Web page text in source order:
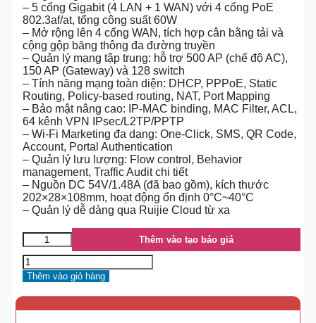
– 5 cổng Gigabit (4 LAN + 1 WAN) với 4 cổng PoE
802.3af/at, tổng công suất 60W
– Mở rộng lên 4 cổng WAN, tích hợp cân bằng tải và
cộng gộp băng thông đa đường truyền
– Quản lý mạng tập trung: hỗ trợ 500 AP (chế độ AC),
150 AP (Gateway) và 128 switch
– Tính năng mạng toàn diện: DHCP, PPPoE, Static
Routing, Policy-based routing, NAT, Port Mapping
– Bảo mật nâng cao: IP-MAC binding, MAC Filter, ACL,
64 kênh VPN IPsec/L2TP/PPTP
– Wi-Fi Marketing đa dạng: One-Click, SMS, QR Code,
Account, Portal Authentication
– Quản lý lưu lượng: Flow control, Behavior
management, Traffic Audit chi tiết
– Nguồn DC 54V/1.48A (đã bao gồm), kích thước
202×28×108mm, hoạt động ổn định 0°C~40°C
– Quản lý dễ dàng qua Ruijie Cloud từ xa
Thêm vào tạo báo giá
Thêm vào giỏ hàng